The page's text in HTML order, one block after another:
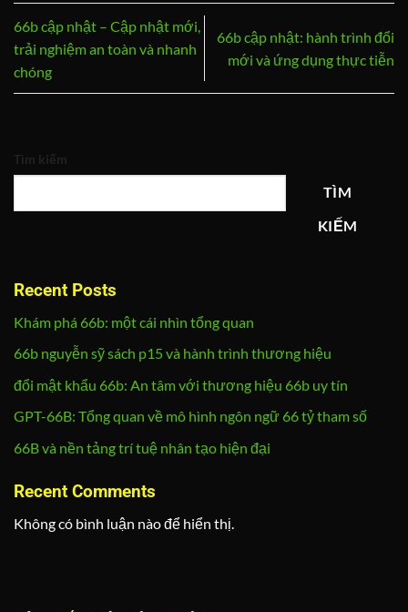
66b cập nhật – Cập nhật mới,
trải nghiệm an toàn và nhanh
chóng
66b cập nhật: hành trình đổi
mới và ứng dụng thực tiễn
Tìm kiếm
TÌM
KIẾM
Recent Posts
Khám phá 66b: một cái nhìn tổng quan
66b nguyễn sỹ sách p15 và hành trình thương hiệu
đổi mật khẩu 66b: An tâm với thương hiệu 66b uy tín
GPT-66B: Tổng quan về mô hình ngôn ngữ 66 tỷ tham số
66B và nền tảng trí tuệ nhân tạo hiện đại
Recent Comments
Không có bình luận nào để hiển thị.